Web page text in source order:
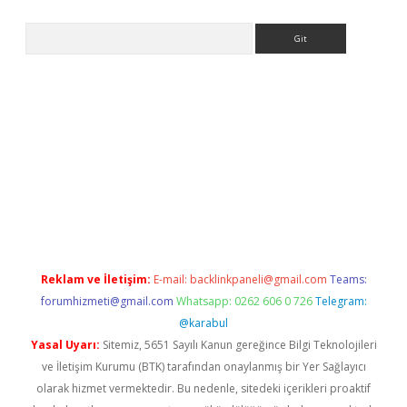
Reklam ve İletişim: E-mail: backlinkpaneli@gmail.com Teams:
forumhizmeti@gmail.com Whatsapp: 0262 606 0 726 Telegram:
@karabul
Yasal Uyarı: Sitemiz, 5651 Sayılı Kanun gereğince Bilgi Teknolojileri
ve İletişim Kurumu (BTK) tarafından onaylanmış bir Yer Sağlayıcı
olarak hizmet vermektedir. Bu nedenle, sitedeki içerikleri proaktif